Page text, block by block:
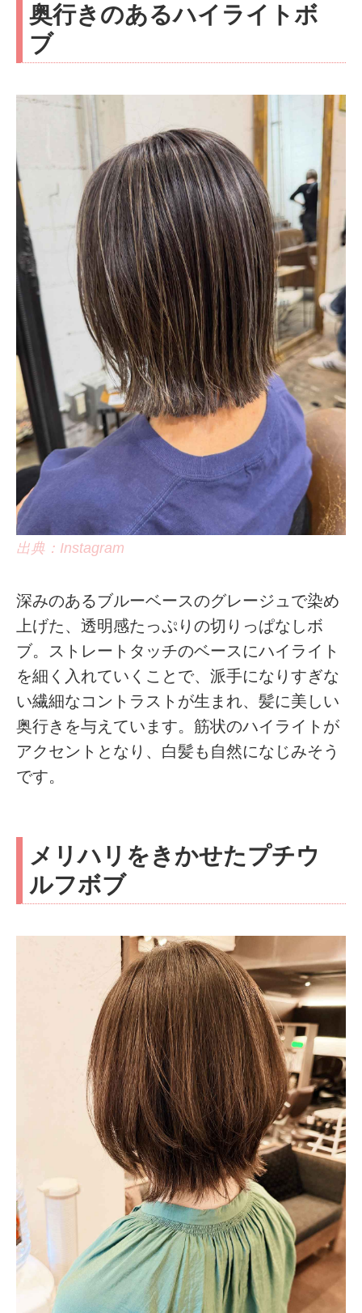
奥行きのあるハイライトボ
ブ
出典：Instagram
深みのあるブルーベースのグレージュで染め
上げた、透明感たっぷりの切りっぱなしボ
ブ。ストレートタッチのベースにハイライト
を細く入れていくことで、派手になりすぎな
い繊細なコントラストが生まれ、髪に美しい
奥行きを与えています。筋状のハイライトが
アクセントとなり、白髪も自然になじみそう
です。
メリハリをきかせたプチウ
ルフボブ